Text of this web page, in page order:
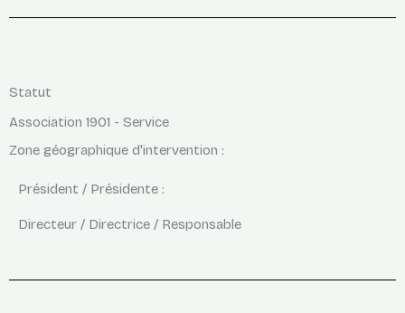
Statut
Association 1901 - Service
Zone géographique d'intervention :
Président / Présidente :
Directeur / Directrice / Responsable